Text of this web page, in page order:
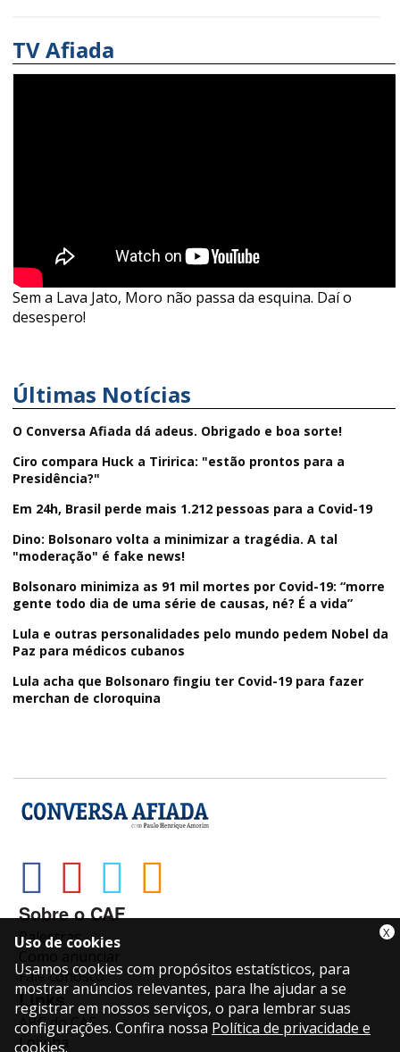
TV Afiada
Sem a Lava Jato, Moro não passa da esquina. Daí o
desespero!
Últimas Notícias
O Conversa Afiada dá adeus. Obrigado e boa sorte!
Ciro compara Huck a Tiririca: "estão prontos para a
Presidência?"
Em 24h, Brasil perde mais 1.212 pessoas para a Covid-19
Dino: Bolsonaro volta a minimizar a tragédia. A tal
"moderação" é fake news!
Bolsonaro minimiza as 91 mil mortes por Covid-19: “morre
gente todo dia de uma série de causas, né? É a vida”
Lula e outras personalidades pelo mundo pedem Nobel da
Paz para médicos cubanos
Lula acha que Bolsonaro fingiu ter Covid-19 para fazer
merchan de cloroquina
Sobre o CAF
Palestras
Fale conosco
Links
ABC do CAF
Lojinha
X
Uso de cookies
Usamos cookies com propósitos estatísticos, para
mostrar anúncios relevantes, para lhe ajudar a se
registrar em nossos serviços, o para lembrar suas
configurações. Confira nossa Política de privacidade e
cookies.